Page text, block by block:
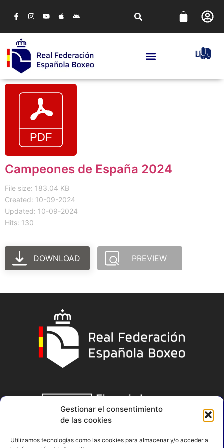
Gestionar el consentimiento
de las cookies
Utilizamos tecnologías como las cookies para almacenar y/o acceder a
Campeones de España 2024
File size: 183.04 KB
Created: 10-09-2024
Updated: 10-09-2024
Hits: 130
DOWNLOAD PREVIEW